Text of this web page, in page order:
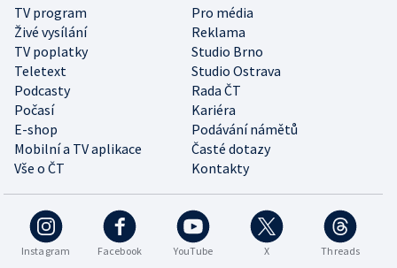
TV program
Pro média
Živé vysílání
Reklama
TV poplatky
Studio Brno
Teletext
Studio Ostrava
Podcasty
Rada ČT
Počasí
Kariéra
E-shop
Podávání námětů
Mobilní a TV aplikace
Časté dotazy
Vše o ČT
Kontakty
Instagram Facebook YouTube X Threads